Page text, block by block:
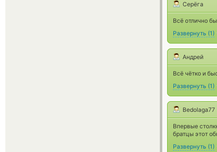
Серёга
Всё отлично
Развернуть (1)
Андрей
Всё чётко и
Развернуть (1)
Bedolaga77
Впервые
братцы этот
Развернуть (1)